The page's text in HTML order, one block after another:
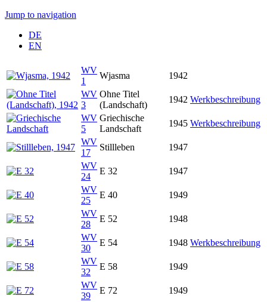
Jump to navigation
DE
EN
WV
1
Wjasma
1942
WV
3
Ohne Titel
(Landschaft)
1942 Werkbeschreibung
WV
5
Griechische
Landschaft
1945 Werkbeschreibung
WV
17
Stillleben
1947
WV
24
E 32
1947
WV
25
E 40
1949
WV
28
E 52
1948
WV
30
E 54 1948 Werkbeschreibung
WV
32
E 58
1949
WV
39
E 72
1949